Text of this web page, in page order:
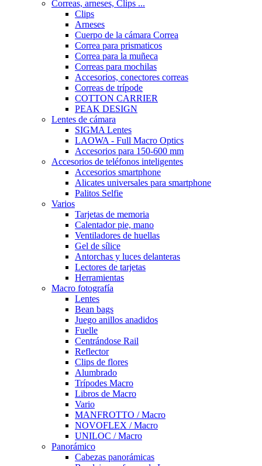
Correas, arneses, Clips ...
Clips
Arneses
Cuerpo de la cámara Correa
Correa para prismaticos
Correa para la muñeca
Correas para mochilas
Accesorios, conectores correas
Correas de trípode
COTTON CARRIER
PEAK DESIGN
Lentes de cámara
SIGMA Lentes
LAOWA - Full Macro Optics
Accesorios para 150-600 mm
Accesorios de teléfonos inteligentes
Accesorios smartphone
Alicates universales para smartphone
Palitos Selfie
Varios
Tarjetas de memoria
Calentador pie, mano
Ventiladores de huellas
Gel de sílice
Antorchas y luces delanteras
Lectores de tarjetas
Herramientas
Macro fotografía
Lentes
Bean bags
Juego anillos anadidos
Fuelle
Centrándose Rail
Reflector
Clips de flores
Alumbrado
Trípodes Macro
Libros de Macro
Vario
MANFROTTO / Macro
NOVOFLEX / Macro
UNILOC / Macro
Panorámico
Cabezas panorámicas